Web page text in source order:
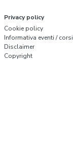
Privacy policy
Cookie policy
Informativa eventi / corsi
Disclaimer
Copyright